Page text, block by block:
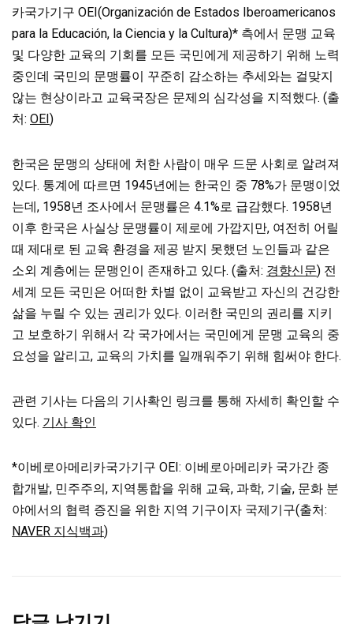
카국가기구 OEI(Organización de Estados Iberoamericanos
para la Educación, la Ciencia y la Cultura)* 측에서 문맹 교육
및 다양한 교육의 기회를 모든 국민에게 제공하기 위해 노력
중인데 국민의 문맹률이 꾸준히 감소하는 추세와는 걸맞지
않는 현상이라고 교육국장은 문제의 심각성을 지적했다. (출
처: OEI)
한국은 문맹의 상태에 처한 사람이 매우 드문 사회로 알려져
있다. 통계에 따르면 1945년에는 한국인 중 78%가 문맹이었
는데, 1958년 조사에서 문맹률은 4.1%로 급감했다. 1958년
이후 한국은 사실상 문맹률이 제로에 가깝지만, 여전히 어릴
때 제대로 된 교육 환경을 제공 받지 못했던 노인들과 같은
소외 계층에는 문맹인이 존재하고 있다. (출처: 경향신문) 전
세계 모든 국민은 어떠한 차별 없이 교육받고 자신의 건강한
삶을 누릴 수 있는 권리가 있다. 이러한 국민의 권리를 지키
고 보호하기 위해서 각 국가에서는 국민에게 문맹 교육의 중
요성을 알리고, 교육의 가치를 일깨워주기 위해 힘써야 한다.
관련 기사는 다음의 기사확인 링크를 통해 자세히 확인할 수
있다. 기사 확인
*이베로아메리카국가기구 OEI: 이베로아메리카 국가간 종
합개발, 민주주의, 지역통합을 위해 교육, 과학, 기술, 문화 분
야에서의 협력 증진을 위한 지역 기구이자 국제기구(출처:
NAVER 지식백과)